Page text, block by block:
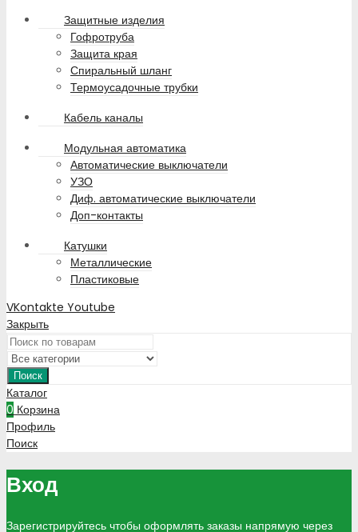
Защитные изделия
Гофротруба
Защита края
Спиральный шланг
Термоусадочные трубки
Кабель каналы
Модульная автоматика
Автоматические выключатели
УЗО
Диф. автоматические выключатели
Доп-контакты
Катушки
Металлические
Пластиковые
VKontakte Youtube
Закрыть
Поиск
Каталог
0 Корзина
Профиль
Поиск
Вход
Зарегистрируйтесь чтобы оформлять заказы напрямую через